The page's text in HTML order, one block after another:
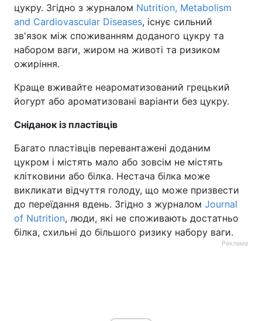
цукру. Згідно з журналом Nutrition, Metabolism
and Cardiovascular Diseases, існує сильний
зв'язок між споживанням доданого цукру та
набором ваги, жиром на животі та ризиком
ожиріння.
Краще вживайте неароматизований грецький
йогурт або ароматизовані варіанти без цукру.
Сніданок із пластівців
Багато пластівців перевантажені доданим
цукром і містять мало або зовсім не містять
клітковини або білка. Нестача білка може
викликати відчуття голоду, що може призвести
до переїдання вдень. Згідно з журналом Journal
of Nutrition, люди, які не споживають достатньо
білка, схильні до більшого ризику набору ваги.
Реклама